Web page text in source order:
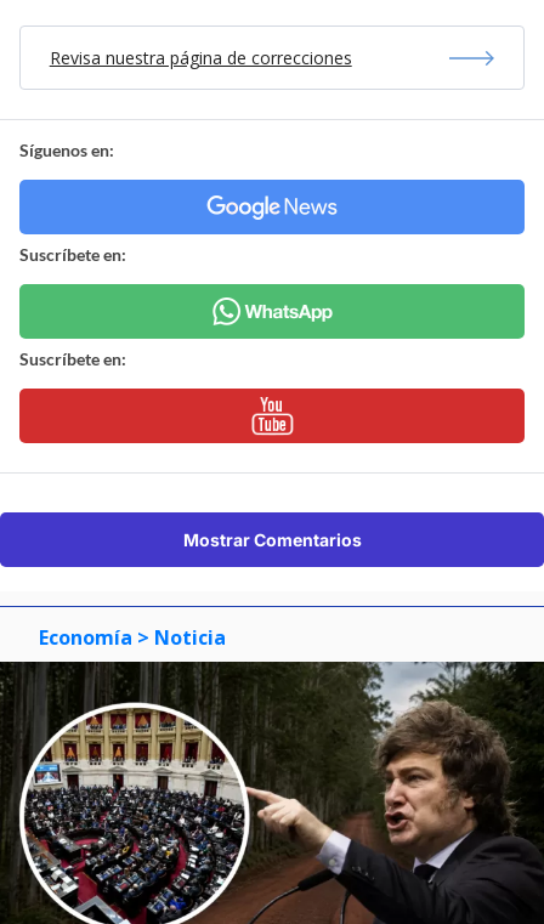
Revisa nuestra página de correcciones
Síguenos en:
Suscríbete en:
Suscríbete en:
Mostrar Comentarios
Economía > Noticia